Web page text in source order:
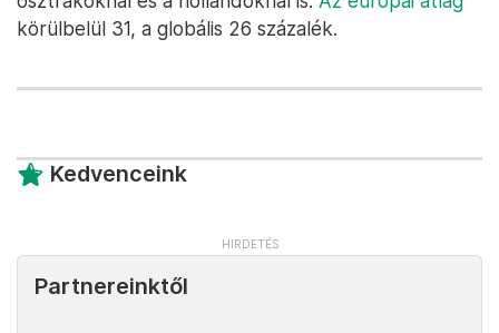
körülbelül 31, a globális 26 százalék.
Kedvenceink
Partnereinktől